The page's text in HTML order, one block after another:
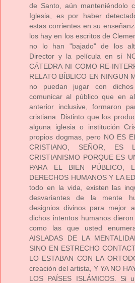
de Santo, aún manteniéndolo
Iglesia, es por haber
estas corrientes en su
los hay en los escritos de
no lo han "bajado" de los
Director y la película en sí
CÁTEDRA NI COMO RE-
RELATO BÍBLICO EN NINGUN
no puedan jugar con
comunicar al público que en
anterior inclusive, formaron
cristiana. Distinto que los
alguna iglesia o institución
propios dogmas, pero NO ES
CRISTIANO, SEÑOR, ES
CRISTIANISMO PORQUE ES
PARA EL BIEN PÚBLICO,
DERECHOS HUMANOS Y LA
todo en la vida, existen las
desvariantes de la mente
designios divinos para mejor
dichos intentos humanos
como las que usted
AISLADAS DE LA
SINO EN ESTRECHO
LO ESTABAN CON LA
creación del artista, Y YA NO
LOS PAÍSES ISLÁMICOS. Si